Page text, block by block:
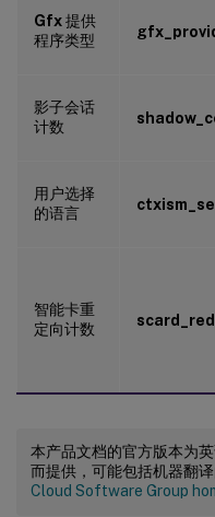
Gfx提供
程序类型
影子会话
计数
用户选择
的语言
智能卡重
定向计数
本产品文档的官方版本为
而提供，可能包括机器翻
Cloud Software Group